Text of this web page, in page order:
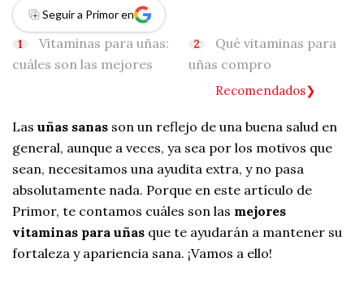
Seguir a Primor en
Vitaminas para uñas:
cuáles son las mejores
Qué vitaminas para
uñas compro
Recomendados
Las uñas sanas son un reflejo de una buena salud en
general, aunque a veces, ya sea por los motivos que
sean, necesitamos una ayudita extra, y no pasa
absolutamente nada. Porque en este artículo de
Primor, te contamos cuáles son las mejores
vitaminas para uñas que te ayudarán a mantener su
fortaleza y apariencia sana. ¡Vamos a ello!